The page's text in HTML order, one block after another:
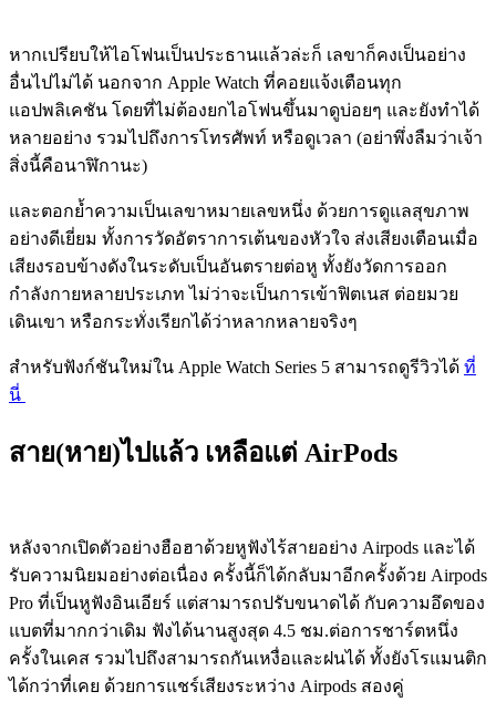
หากเปรียบให้ไอโฟนเป็นประธานแล้วล่ะก็ เลขาก็คงเป็นอย่าง
อื่นไปไม่ได้ นอกจาก Apple Watch ที่คอยแจ้งเตือนทุก
แอปพลิเคชัน โดยที่ไม่ต้องยกไอโฟนขึ้นมาดูบ่อยๆ และยังทำได้
หลายอย่าง รวมไปถึงการโทรศัพท์ หรือดูเวลา (อย่าพึ่งลืมว่าเจ้า
สิ่งนี้คือนาฬิกานะ)
และตอกย้ำความเป็นเลขาหมายเลขหนึ่ง ด้วยการดูแลสุขภาพ
อย่างดีเยี่ยม ทั้งการวัดอัตราการเต้นของหัวใจ ส่งเสียงเตือนเมื่อ
เสียงรอบข้างดังในระดับเป็นอันตรายต่อหู ทั้งยังวัดการออก
กำลังกายหลายประเภท ไม่ว่าจะเป็นการเข้าฟิตเนส ต่อยมวย
เดินเขา หรือกระทั่งเรียกได้ว่าหลากหลายจริงๆ
สำหรับฟังก์ชันใหม่ใน Apple Watch Series 5 สามารถดูรีวิวได้ ที่
นี่
สาย(หาย)ไปแล้ว เหลือแต่ AirPods
หลังจากเปิดตัวอย่างฮือฮาด้วยหูฟังไร้สายอย่าง Airpods และได้
รับความนิยมอย่างต่อเนื่อง ครั้งนี้ก็ได้กลับมาอีกครั้งด้วย Airpods
Pro ที่เป็นหูฟังอินเอียร์ แต่สามารถปรับขนาดได้ กับความอึดของ
แบตที่มากกว่าเดิม ฟังได้นานสูงสุด 4.5 ชม.ต่อการชาร์ตหนึ่ง
ครั้งในเคส รวมไปถึงสามารถกันเหงื่อและฝนได้ ทั้งยังโรแมนติก
ได้กว่าที่เคย ด้วยการแชร์เสียงระหว่าง Airpods สองคู่